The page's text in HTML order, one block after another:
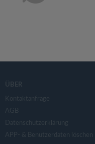
ÜBER
Kontaktanfrage
AGB
Datenschutzerklärung
APP- & Benutzerdaten löschen